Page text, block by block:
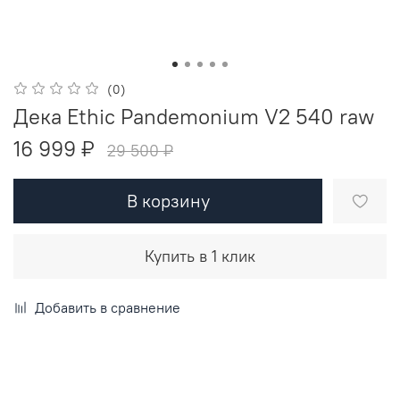
(0)
Дека Ethic Pandemonium V2 540 raw
16 999 ₽
29 500 ₽
В корзину
Купить в 1 клик
Добавить в сравнение